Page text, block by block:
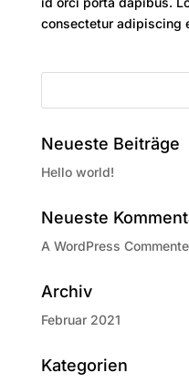
consectetur adipiscing
Neueste Beiträge
Hello world!
Neueste
A WordPress
Archiv
Februar 2021
Kategorien